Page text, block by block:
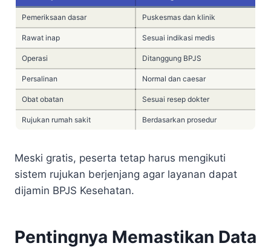
Pemeriksaan dasar Puskesmas dan klinik
Rawat inap Sesuai indikasi medis
Operasi Ditanggung BPJS
Persalinan Normal dan caesar
Obat obatan Sesuai resep dokter
Rujukan rumah sakit Berdasarkan prosedur
Meski gratis, peserta tetap harus mengikuti
sistem rujukan berjenjang agar layanan dapat
dijamin BPJS Kesehatan.
Pentingnya Memastikan Data